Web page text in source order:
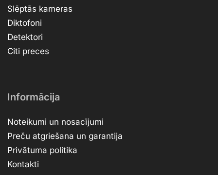
Slēptās kameras
Diktofoni
Detektori
Citi preces
Informācija
Noteikumi un nosacījumi
Preču atgriešana un garantija
Privātuma politika
Kontakti